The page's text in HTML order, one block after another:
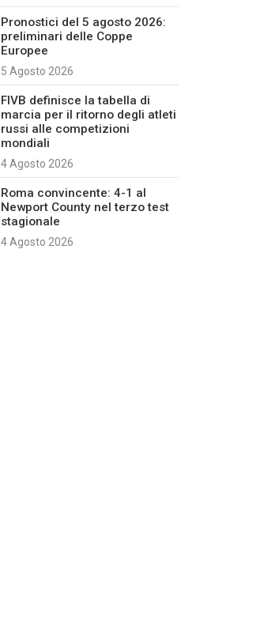
Pronostici del 5 agosto 2026:
preliminari delle Coppe
Europee
5 Agosto 2026
FIVB definisce la tabella di
marcia per il ritorno degli atleti
russi alle competizioni
mondiali
4 Agosto 2026
Roma convincente: 4-1 al
Newport County nel terzo test
stagionale
4 Agosto 2026